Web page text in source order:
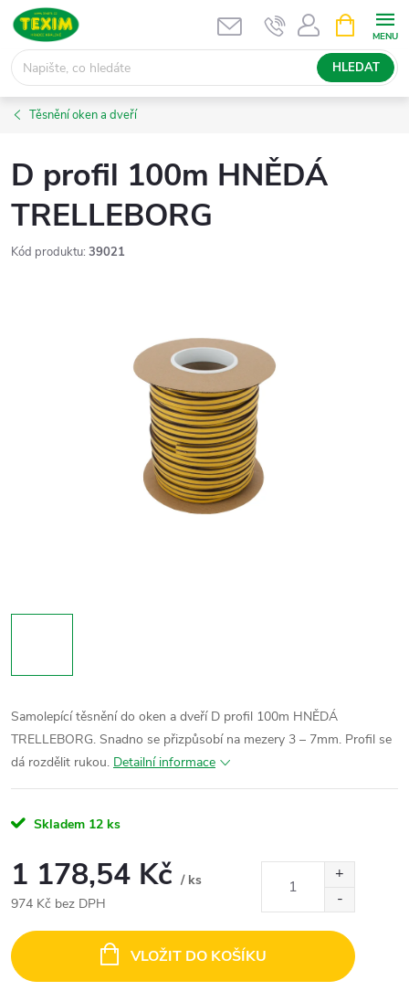
Přejít
obsah
HLEDAT
NÁKUPNÍ
KOŠÍK
Těsnění oken a dveří
D profil 100m HNĚDÁ
TRELLEBORG
Kód produktu: 39021
Samolepící těsnění do oken a dveří D profil 100m HNĚDÁ
TRELLEBORG. Snadno se přizpůsobí na mezery 3 – 7mm. Profil se
dá rozdělit rukou. Detailní informace
Skladem 12 ks
1 178,54 Kč / ks
974 Kč bez DPH
cena:
VLOŽIT DO KOŠÍKU